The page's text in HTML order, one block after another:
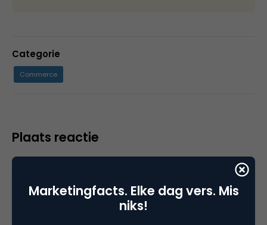
Categorie
Commerce
Plaats reactie
Marketingfacts. Elke dag vers. Mis
niks!